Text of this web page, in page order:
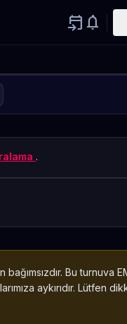
event_upcoming notifications
.
Bu turnuva
aykırıdır. Lütfen